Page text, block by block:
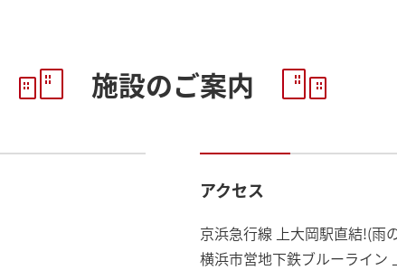
施設のご案内
アクセス
京浜急行線 上大岡駅直結!(雨
横浜市営地下鉄ブルーライン